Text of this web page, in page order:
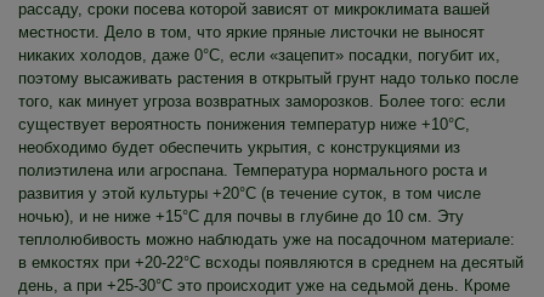
рассаду, сроки посева которой зависят от микроклимата вашей
местности. Дело в том, что яркие пряные листочки не выносят
никаких холодов, даже 0°C, если «зацепит» посадки, погубит их,
поэтому высаживать растения в открытый грунт надо только после
того, как минует угроза возвратных заморозков. Более того: если
существует вероятность понижения температур ниже +10°C,
необходимо будет обеспечить укрытия, с конструкциями из
полиэтилена или агроспана. Температура нормального роста и
развития у этой культуры +20°C (в течение суток, в том числе
ночью), и не ниже +15°C для почвы в глубине до 10 см. Эту
теплолюбивость можно наблюдать уже на посадочном материале:
в емкостях при +20-22°C всходы появляются в среднем на десятый
день, а при +25-30°C это происходит уже на седьмой день. Кроме